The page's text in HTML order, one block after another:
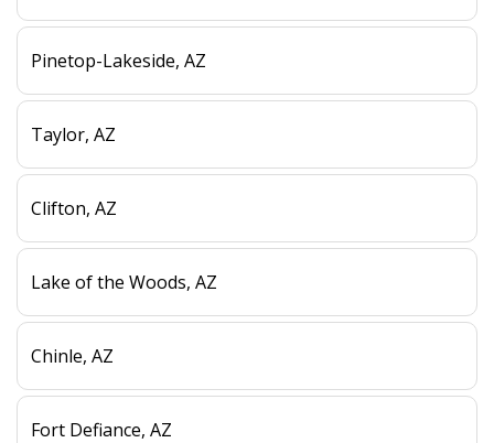
Pinetop-Lakeside, AZ
Taylor, AZ
Clifton, AZ
Lake of the Woods, AZ
Chinle, AZ
Fort Defiance, AZ